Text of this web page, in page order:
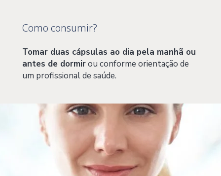
Como consumir?
Tomar duas cápsulas ao dia pela manhã ou
antes de dormirou conforme orientação de
um profissional de saúde.